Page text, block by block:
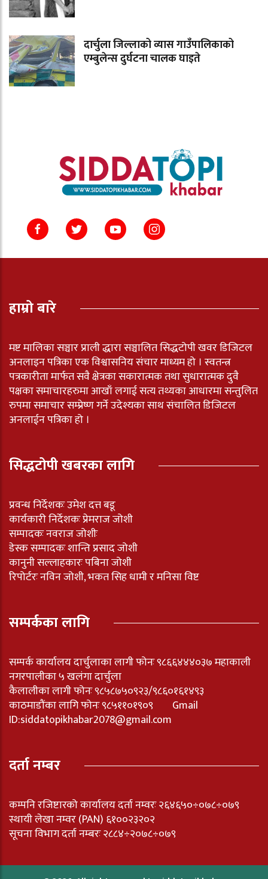
दार्चुला जिल्लाको व्यास गाउँपालिकाको
एम्बुलेन्स दुर्घटना चालक घाइते
हाम्रो बारे
मष्ट मालिका सञ्चार प्राली द्धारा सञ्चालित सिद्धटोपी खवर डिजिटल
अनलाइन पत्रिका एक विश्वासनिय संचार माध्यम हो । स्वतन्त्र
पत्रकारीता मार्फत सवै क्षेत्रका सकारात्मक तथा सुधारात्मक दुवै
पक्षका समाचारहरुमा आखाँ लगाई सत्य तथ्यका आधारमा सन्तुलित
रुपमा समाचार सम्प्रेष्ण गर्ने उदेश्यका साथ संचालित डिजिटल
अनलाईन पत्रिका हो ।
सिद्धटोपी खबरका लागि
प्रवन्ध निर्देशकः उमेश दत्त बडू
कार्यकारी निर्देशकः प्रेमराज जोशी
सम्पादकः नवराज जोशीः
डेस्क सम्पादकः शान्ति प्रसाद जोशी
कानुनी सल्लाहकारः पबिना जोशी
रिपोर्टरः नविन जोशी, भकत सिह धामी र मनिसा विष्ट
सम्पर्कका लागि
सम्पर्क कार्यालय दार्चुलाका लागी फोनः ९८६६४४४०३७ महाकाली
नगरपालीका ५ खलंगा दार्चुला
कैलालीका लागी फोनः ९८५८७५०९२३/९८६०१६१४९३
काठमाडौंका लागि फोनः ९८५११०१९०९ Gmail
ID:siddatopikhabar2078@gmail.com
दर्ता नम्बर
कम्पनि रजिष्टारको कार्यालय दर्ता नम्वरः २६४६५०÷०७८÷०७९
स्थायी लेखा नम्वर (PAN) ६१००२३२०२
सूचना विभाग दर्ता नम्बरः २८८४÷२०७८÷०७९